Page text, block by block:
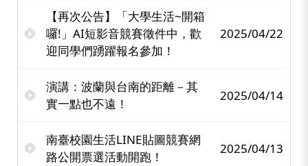
【再次公告】「大學生活~開箱
囉!」AI短影音競賽徵件中，歡
迎同學們踴躍報名參加！
2025/04/22
演講：波蘭與台南的距離－其
實一點也不遠！
2025/04/14
南臺校園生活LINE貼圖競賽網
路公開票選活動開跑！
2025/04/13